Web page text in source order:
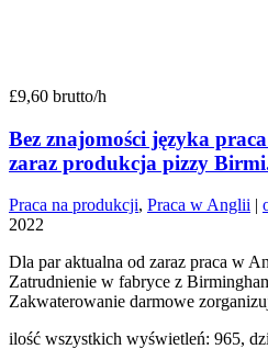
£9,60 brutto/h
Bez znajomości języka
zaraz produkcja pizzy
Praca na produkcji, Praca w Anglii |
2022
Dla par aktualna od zaraz praca w
Zatrudnienie w fabryce z
Zakwaterowanie darmowe
ilość wszystkich wyświetleń: 965,